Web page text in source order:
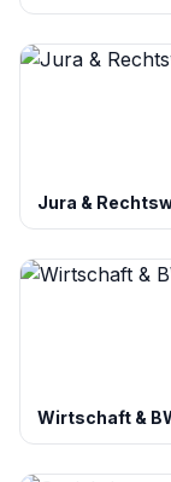
Jura &
Wirtschaft &